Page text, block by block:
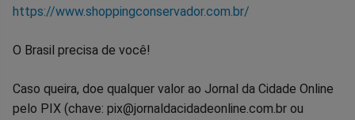
https://www.shoppingconservador.com.br/
O Brasil precisa de você!
Caso queira, doe qualquer valor ao Jornal da Cidade Online
pelo PIX (chave: pix@jornaldacidadeonline.com.br ou